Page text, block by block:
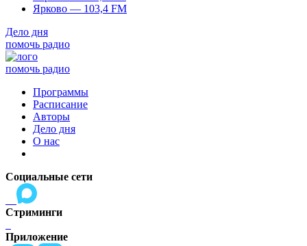
Ярково — 103,4 FM
Дело дня
помочь радио
помочь радио
Программы
Расписание
Авторы
Дело дня
О нас
Социальные сети
Стриминги
Приложение